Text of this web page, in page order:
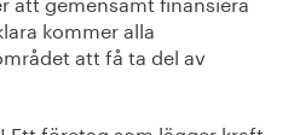
kommer alla
att få ta del av